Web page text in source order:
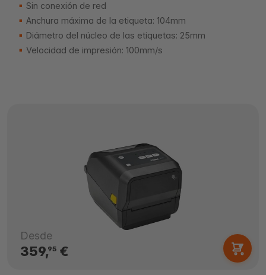
Sin conexión de red
Anchura máxima de la etiqueta: 104mm
Diámetro del núcleo de las etiquetas: 25mm
Velocidad de impresión: 100mm/s
Desde
359,95€